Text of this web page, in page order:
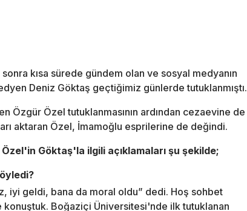
kısa sürede gündem olan ve sosyal medyanın
Deniz Göktaş geçtiğimiz günlerde tutuklanmıştı.
Özgür Özel tutuklanmasının ardından cezaevine de
aktaran Özel, İmamoğlu esprilerine de değindi.
Göktaş'la ilgili açıklamaları şu şekilde;
iyi geldi, bana da moral oldu” dedi. Hoş sohbet
konuştuk. Boğaziçi Üniversitesi'nde ilk tutuklanan